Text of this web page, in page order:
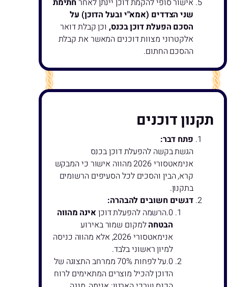
אישור סופי להקמת דוכן יינתן לאחרחתימת
שני הצדדים (אמא"י ובעל הדוכן) על
הסכם הפעלת דוכן בכנס,וכן קבלת דואר
אלקטרוני מצוות דוכנים המאשר את קבלת
ההסכם החתום.
תקנון דוכנים
פתח דבר:
הגשת בקשה להפעלת דוכן בכנס
אנימאטסורי 2026 מהווה אישור כי המבקש
קרא, הבין והסכים לכל הסעיפים הרשומים
בתקנון.
דגשים חשובים להבהרה:
הרשמה להפעלת דוכן אינה מהווה
הבטחהלמקום שמור באירוע
אנימאטסורי 2026, אלא מהווה כניסה
למיון ראשוני בלבד.
על לפחות 70% ממרחב התצוגה של
הדוכן להכיל מוצרים המתאימים לרוח